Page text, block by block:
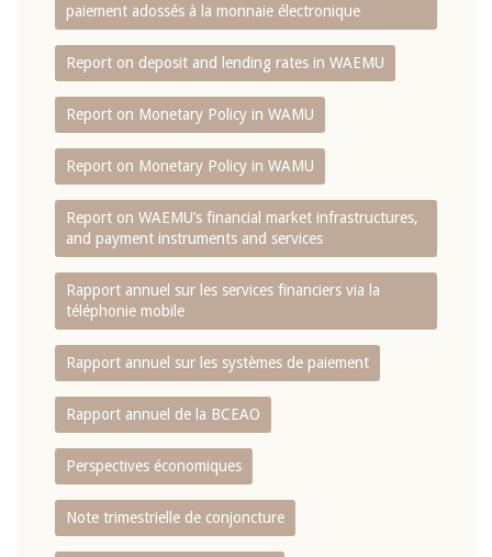
paiement adossés à la monnaie électronique
Report on deposit and lending rates in WAEMU
Report on Monetary Policy in WAMU
Report on Monetary Policy in WAMU
Report on WAEMU’s financial market infrastructures,
and payment instruments and services
Rapport annuel sur les services financiers via la
téléphonie mobile
Rapport annuel sur les systèmes de paiement
Rapport annuel de la BCEAO
Perspectives économiques
Note trimestrielle de conjoncture